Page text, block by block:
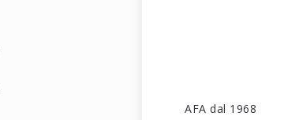
AFA dal 1968